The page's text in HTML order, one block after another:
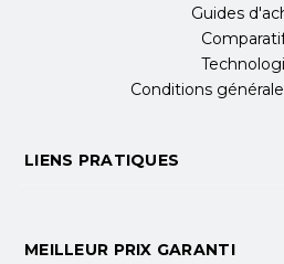
Guides
Conditions
LIENS PRATIQUES
MEILLEUR PRIX GARANTI